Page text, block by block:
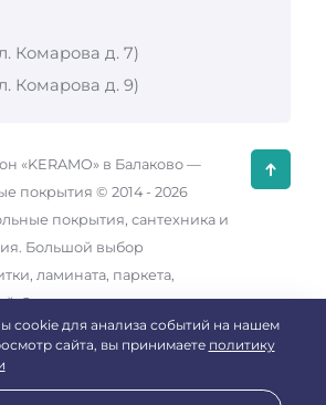
Комарова д. 7)
Комарова д. 9)
«KERAMO» в Балаково —
покрытия © 2014 - 2026
покрытия, сантехника и
Большой выбор
ламината, паркета,
Эксклюзивные коллекции.
Выгодные цены.
дизайн:
cookie для анализа событий на нашем
сайта, вы принимаете политику